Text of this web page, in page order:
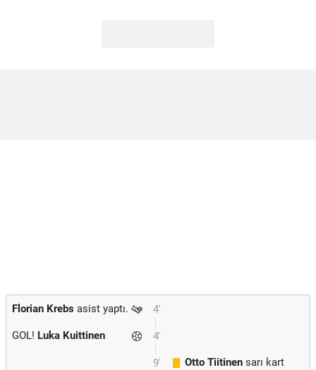
4'
Florian Krebs asist yaptı.
4'
GOL! Luka Kuittinen
9' Otto Tiitinen sarı kart